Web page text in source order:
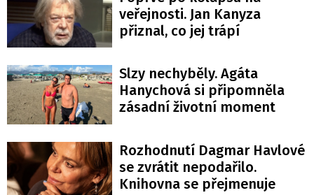
veřejnosti. Jan Kanyza
přiznal, co jej trápí
Slzy nechyběly. Agáta
Hanychová si připomněla
zásadní životní moment
Rozhodnutí Dagmar Havlové
se zvrátit nepodařilo.
Knihovna se přejmenuje